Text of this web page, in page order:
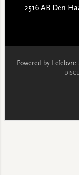
2516 AB Den
Powered by Lefebvre